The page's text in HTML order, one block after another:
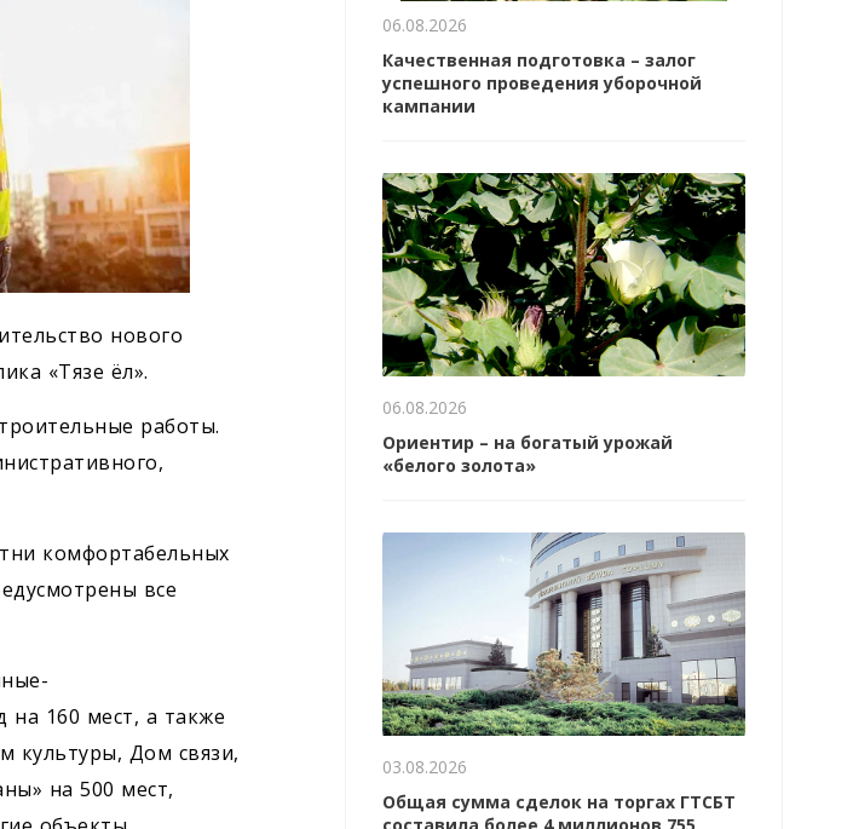
нового
«Тязе ёл».
работы.
комфортабельных
все
на 160 мест, а также
культуры, Дом связи,
на 500 мест,
06.08.2026
Качественная подготовка – залог
успешного проведения уборочной
кампании
06.08.2026
Ориентир – на богатый урожай
«белого золота»
03.08.2026
Общая сумма сделок на торгах ГТСБТ